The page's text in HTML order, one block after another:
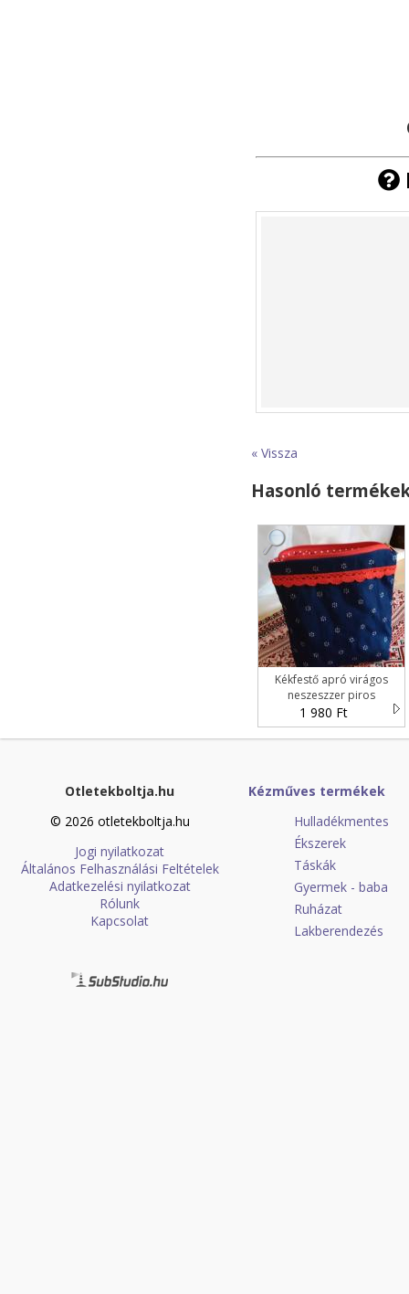
« Vissza
Hasonló
Kékfestő apró virágos
neszeszzer piros
pamutcsipke dísszel és
babos béléssel -
magyarország
1 980 Ft
Otletekboltja.hu
© 2026 otletekboltja.hu
Jogi nyilatkozat
Általános Felhasználási Feltételek
Adatkezelési nyilatkozat
Rólunk
Kapcsolat
Kézműves termékek
Hulladékmentes
Ékszerek
Táskák
Gyermek - baba
Ruházat
Lakberendezés